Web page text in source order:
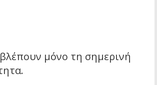
μόνο τη σημερινή